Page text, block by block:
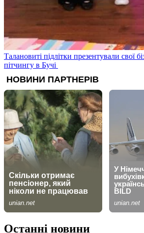
Талановиті підлітки презентували свої
пітчингу в Бучі
Останні новини